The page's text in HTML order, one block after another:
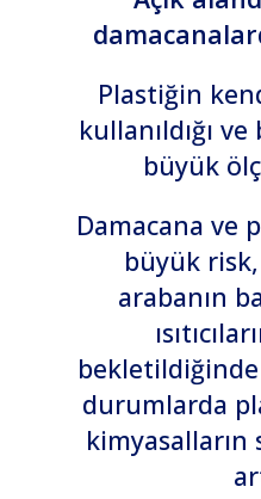
Plastiğin
kullanıldığı
büyük
Damacana ve
büyük risk,
arabanın
bekletildiğinde
durumlarda
kimyasalların